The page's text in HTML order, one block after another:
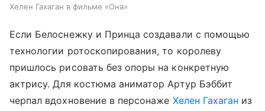
Хелен Гахаган в фильме «Она»
Если Белоснежку и Принца создавали с помощью
технологии ротоскопирования, то королеву
пришлось рисовать без опоры на конкретную
актрису. Для костюма аниматор Артур Бэббит
черпал вдохновение в персонаже Хелен Гахаган из